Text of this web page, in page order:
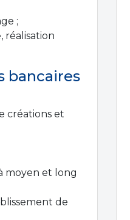
;
réalisation
bancaires
créations et
moyen et long
de